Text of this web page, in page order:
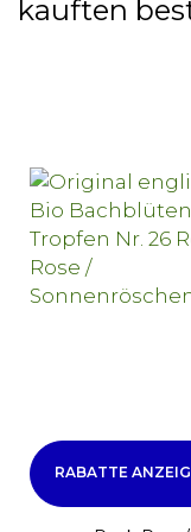
kauften
RABATTE